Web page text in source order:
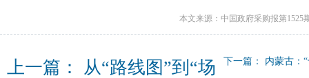
本文来源：中国政府采购报第1525
下一篇： 内蒙古：
上一篇： 从“路线图”到“场